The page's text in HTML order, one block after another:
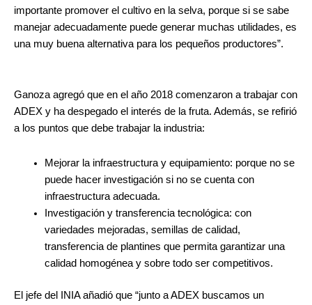
importante promover el cultivo en la selva, porque si se sabe
manejar adecuadamente puede generar muchas utilidades, es
una muy buena alternativa para los pequeños productores”.
Ganoza agregó que en el año 2018 comenzaron a trabajar con
ADEX y ha despegado el interés de la fruta. Además, se refirió
a los puntos que debe trabajar la industria:
Mejorar la infraestructura y equipamiento: porque no se
puede hacer investigación si no se cuenta con
infraestructura adecuada.
Investigación y transferencia tecnológica: con
variedades mejoradas, semillas de calidad,
transferencia de plantines que permita garantizar una
calidad homogénea y sobre todo ser competitivos.
El jefe del INIA añadió que “junto a ADEX buscamos un